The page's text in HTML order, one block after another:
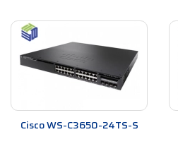
Cisco WS-C3650-24TS-S